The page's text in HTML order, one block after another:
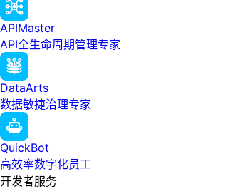
APIMaster
API全生命周期管理专家
DataArts
数据敏捷治理专家
QuickBot
高效率数字化员工
开发者服务